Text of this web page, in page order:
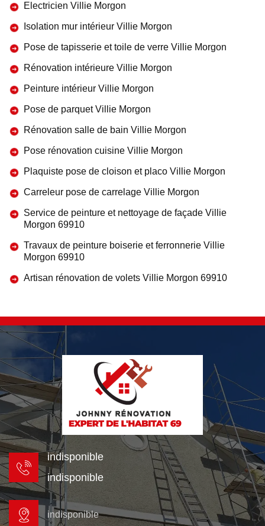
Electricien Villie Morgon
Isolation mur intérieur Villie Morgon
Pose de tapisserie et toile de verre Villie Morgon
Rénovation intérieure Villie Morgon
Peinture intérieur Villie Morgon
Pose de parquet Villie Morgon
Rénovation salle de bain Villie Morgon
Pose rénovation cuisine Villie Morgon
Plaquiste pose de cloison et placo Villie Morgon
Carreleur pose de carrelage Villie Morgon
Service de peinture et nettoyage de façade Villie
Morgon 69910
Travaux de peinture boiserie et ferronnerie Villie
Morgon 69910
Artisan rénovation de volets Villie Morgon 69910
indisponible
indisponible
indisponible